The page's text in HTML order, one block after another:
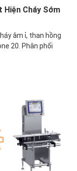
Hiện Cháy Sớm
âm ỉ, than hồng
20. Phân phối